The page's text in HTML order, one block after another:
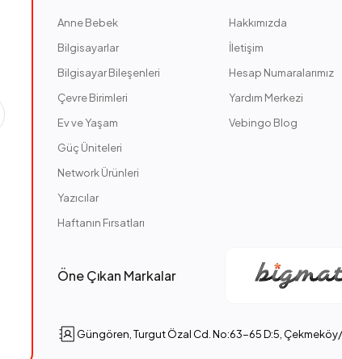
Anne Bebek
Bilgisayarlar
Bilgisayar Bileşenleri
Çevre Birimleri
Ev ve Yaşam
Güç Üniteleri
Network Ürünleri
Yazıcılar
Haftanın Fırsatları
Hakkımızda
İletişim
Hesap Numaralarımız
Yardım Merkezi
Vebingo Blog
Öne Çıkan Markalar
Güngören, Turgut Özal Cd. No:63-65 D:5,